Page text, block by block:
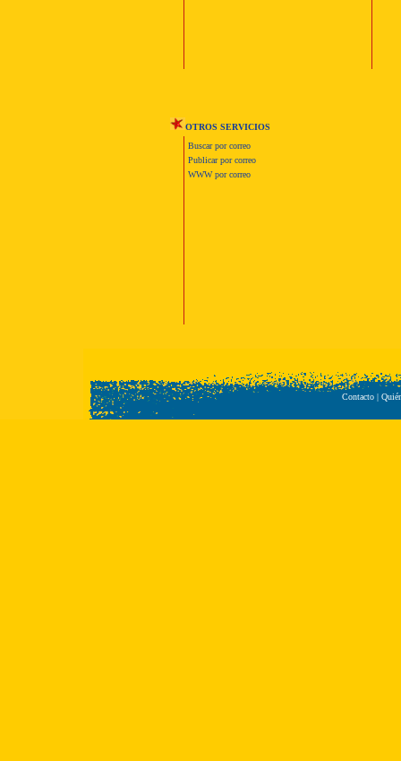
OTROS SERVICIOS
Buscar por correo
Publicar por correo
WWW por correo
Contacto|